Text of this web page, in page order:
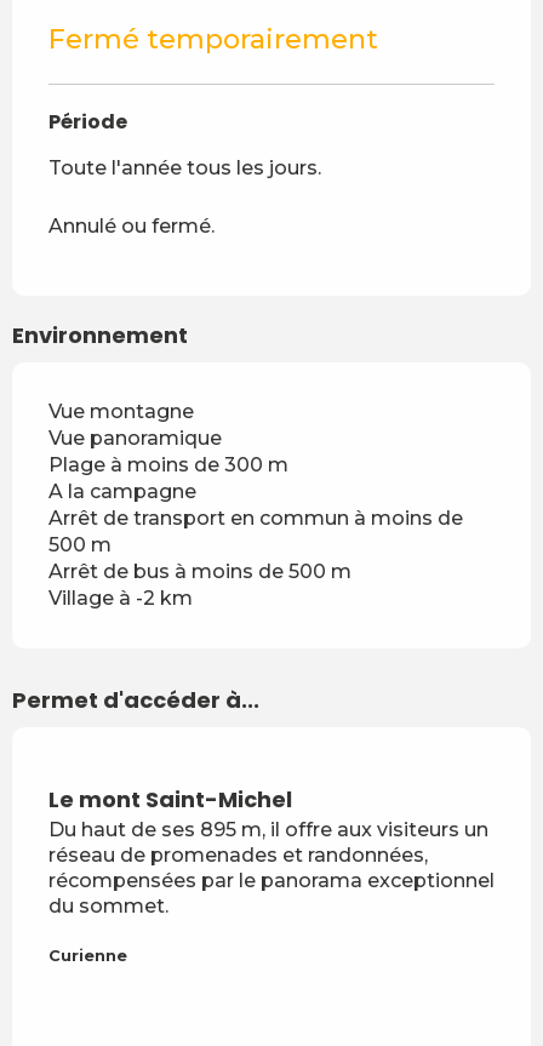
Fermé temporairement
Période
Toute l'année tous les jours.
Annulé ou fermé.
Environnement
Vue montagne
Vue panoramique
Plage à moins de 300 m
A la campagne
Arrêt de transport en commun à moins de
500 m
Arrêt de bus à moins de 500 m
Village à -2 km
Permet d'accéder à...
Le mont Saint-Michel
Du haut de ses 895 m, il offre aux visiteurs un
réseau de promenades et randonnées,
récompensées par le panorama exceptionnel
du sommet.
Curienne